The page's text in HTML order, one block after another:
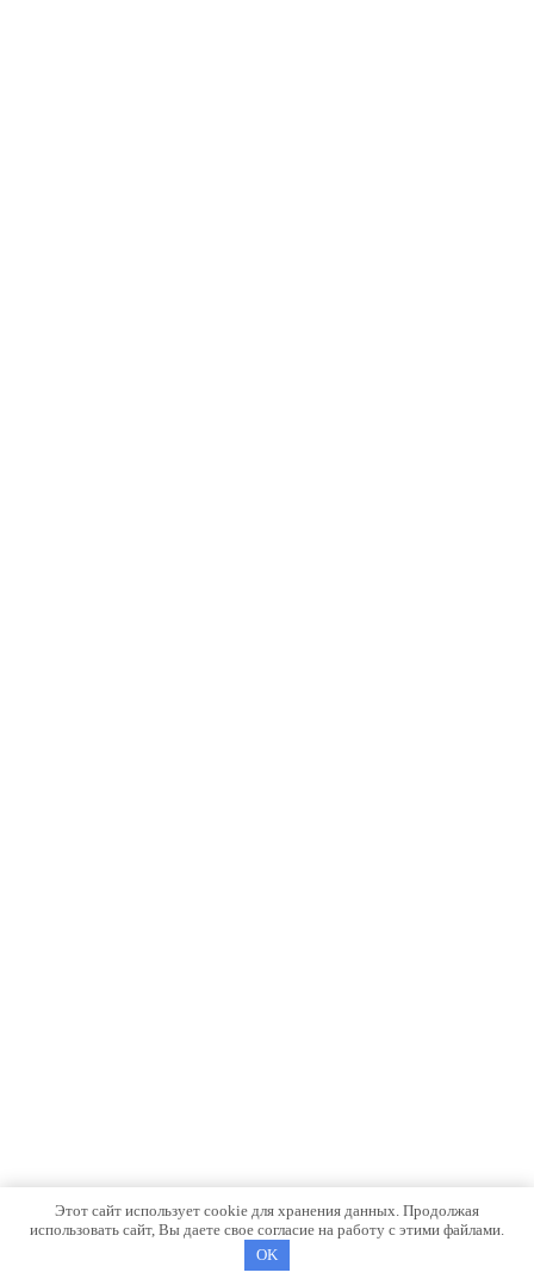
Этот сайт использует cookie для хранения данных. Продолжая
использовать сайт, Вы даете свое согласие на работу с этими файлами.
OK